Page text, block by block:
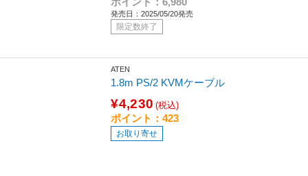
発売日：2025/05/20発売
限定数終了
ATEN
1.8m PS/2 KVMケーブル
¥4,230 (税込)
ポイント：423
お取り寄せ